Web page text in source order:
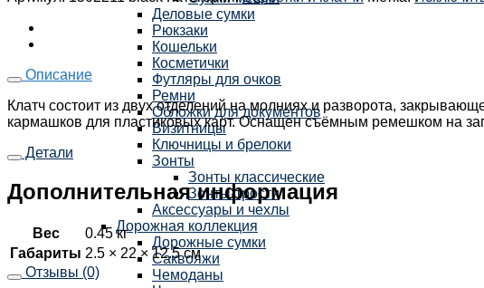
Деловые сумки
Рюкзаки
Кошельки
Косметички
Футляры для очков
Ремни
Обложки для документов
Визитницы
Ключницы и брелоки
Зонты
Зонты классические
Зонты-трости
Аксессуары и чехлы
Дорожная коллекция
Дорожные сумки
Саквояжи
Чемоданы
Описание
Клатч состоит из двух отделений на молниях и разворота,
кармашков для пластиковых карт. Оснащен съёмным ремешком на
Детали
Дополнительная информация
Вес
0.45 кг
Габариты 2.5 × 22 × 12.5 см
Отзывы (0)